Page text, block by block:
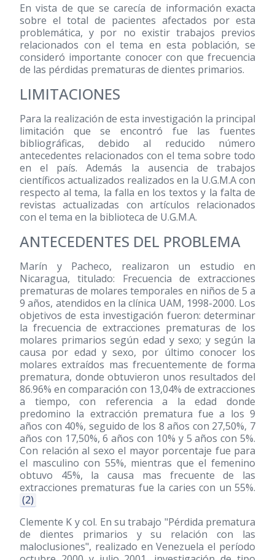
En vista de que se carecía de información exacta
sobre el total de pacientes afectados por esta
problemática, y por no existir trabajos previos
relacionados con el tema en esta población, se
consideró importante conocer con que frecuencia
de las pérdidas prematuras de dientes primarios.
LIMITACIONES
Para la realización de esta investigación la principal
limitación que se encontró fue las fuentes
bibliográficas, debido al reducido número
antecedentes relacionados con el tema sobre todo
en el país. Además la ausencia de trabajos
científicos actualizados realizados en la U.G.M.A con
respecto al tema, la falla en los textos y la falta de
revistas actualizadas con artículos relacionados
con el tema en la biblioteca de U.G.M.A.
ANTECEDENTES DEL PROBLEMA
Marín y Pacheco, realizaron un estudio en
Nicaragua, titulado: Frecuencia de extracciones
prematuras de molares temporales en niños de 5 a
9 años, atendidos en la clínica UAM, 1998-2000. Los
objetivos de esta investigación fueron: determinar
la frecuencia de extracciones prematuras de los
molares primarios según edad y sexo; y según la
causa por edad y sexo, por último conocer los
molares extraídos mas frecuentemente de forma
prematura, donde obtuvieron unos resultados del
86.96% en comparación con 13,04% de extracciones
a tiempo, con referencia a la edad donde
predomino la extracción prematura fue a los 9
años con 40%, seguido de los 8 años con 27,50%, 7
años con 17,50%, 6 años con 10% y 5 años con 5%.
Con relación al sexo el mayor porcentaje fue para
el masculino con 55%, mientras que el femenino
obtuvo 45%, la causa mas frecuente de las
extracciones prematuras fue la caries con un 55%.
(2)
Clemente K y col. En su trabajo "Pérdida prematura
de dientes primarios y su relación con las
maloclusiones", realizado en Venezuela el período